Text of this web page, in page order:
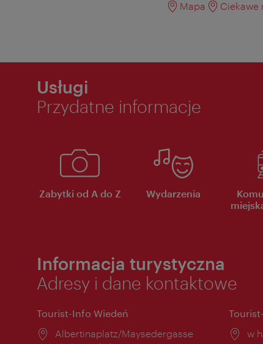
Mapa
Ciekawe
Usługi
Przydatne informacje
Zabytki od A do Z Wydarzenia
Informacja turystyczna
Adresy i dane kontaktowe
Tourist-Info Wiedeń
Miejsce:
Albertinaplatz/Maysedergasse
w